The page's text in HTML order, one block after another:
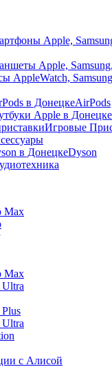
AirPods
Игровые
Dyson
Max
Max
Ultra
Plus
Ultra
с Алисой